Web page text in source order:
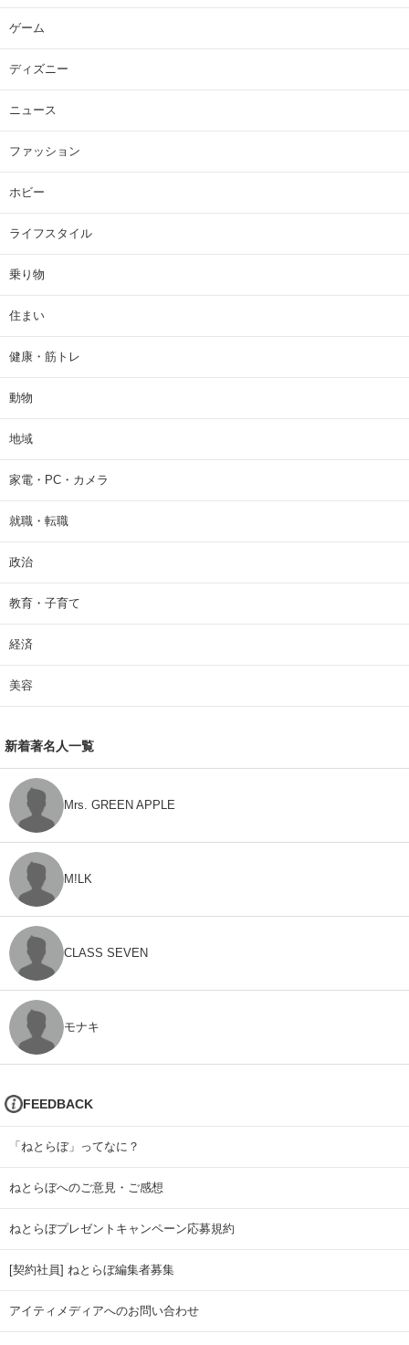
ゲーム
ディズニー
ニュース
ファッション
ホビー
ライフスタイル
乗り物
住まい
健康・筋トレ
動物
地域
家電・PC・カメラ
就職・転職
政治
教育・子育て
経済
美容
新着著名人一覧
Mrs. GREEN APPLE
M!LK
CLASS SEVEN
モナキ
FEEDBACK
「ねとらぼ」ってなに？
ねとらぼへのご意見・ご感想
ねとらぼプレゼントキャンペーン応募規約
[契約社員] ねとらぼ編集者募集
アイティメディアへのお問い合わせ